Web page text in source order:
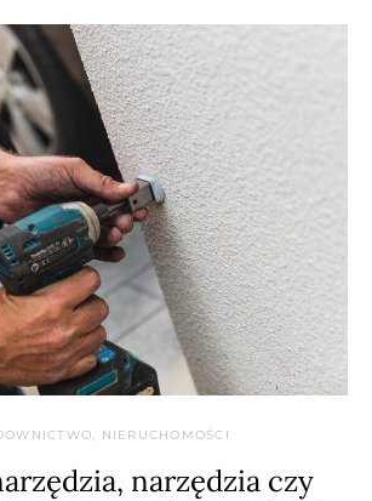
NIERUCHOMOŚCI
narzędzia czy